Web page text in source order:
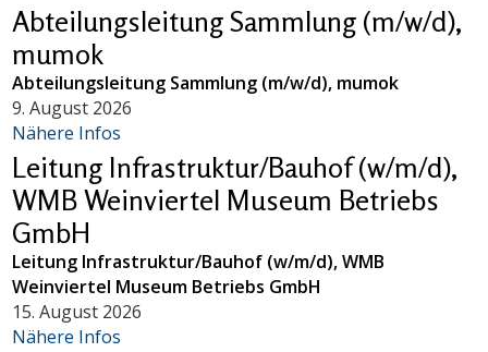
Abteilungsleitung Sammlung (m/w/d),
mumok
Abteilungsleitung Sammlung (m/w/d), mumok
9. August 2026
Nähere Infos
Leitung Infrastruktur/Bauhof (w/m/d),
WMB Weinviertel Museum Betriebs
GmbH
Leitung Infrastruktur/Bauhof (w/m/d), WMB
Weinviertel Museum Betriebs GmbH
15. August 2026
Nähere Infos